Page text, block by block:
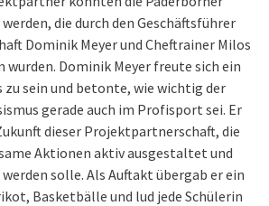
die durch den Geschäftsführer
Dominik Meyer und Cheftrainer Milos
Dominik Meyer freute sich ein
zu sein und betonte, wie wichtig der
gerade auch im Profisport sei. Er
dieser Projektpartnerschaft, die
Aktionen aktiv ausgestaltet und
solle. Als Auftakt übergab er ein
Basketbälle und lud jede Schülerin